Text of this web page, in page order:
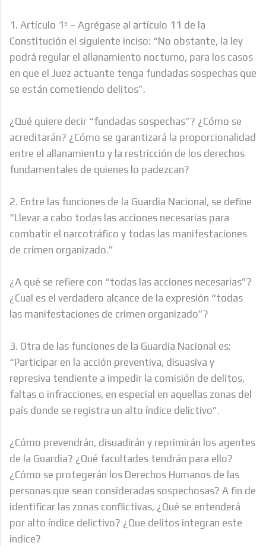
1. Artículo 1º – Agrégase al artículo 11 de la
Constitución el siguiente inciso: “No obstante, la ley
podrá regular el allanamiento nocturno, para los casos
en que el Juez actuante tenga fundadas sospechas que
se están cometiendo delitos”.
¿Qué quiere decir “fundadas sospechas”? ¿Cómo se
acreditarán? ¿Cómo se garantizará la proporcionalidad
entre el allanamiento y la restricción de los derechos
fundamentales de quienes lo padezcan?
2. Entre las funciones de la Guardia Nacional, se define
“Llevar a cabo todas las acciones necesarias para
combatir el narcotráfico y todas las manifestaciones
de crimen organizado.”
¿A qué se refiere con “todas las acciones necesarias”?
¿Cual es el verdadero alcance de la expresión “todas
las manifestaciones de crimen organizado”?
3. Otra de las funciones de la Guardia Nacional es:
“Participar en la acción preventiva, disuasiva y
represiva tendiente a impedir la comisión de delitos,
faltas o infracciones, en especial en aquellas zonas del
país donde se registra un alto índice delictivo”.
¿Cómo prevendrán, disuadirán y reprimirán los agentes
de la Guardia? ¿Qué facultades tendrán para ello?
¿Cómo se protegerán los Derechos Humanos de las
personas que sean consideradas sospechosas? A fin de
identificar las zonas conflictivas, ¿Qué se entenderá
por alto índice delictivo? ¿Que delitos integran este
índice?